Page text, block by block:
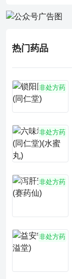
热门药品
非处方药
非处方药
非处方药
非处方药